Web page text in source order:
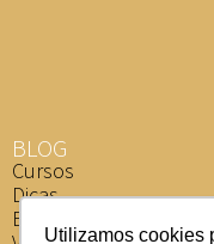
Utilizamos cookies
BLOG
Cursos
Dicas
Eventos